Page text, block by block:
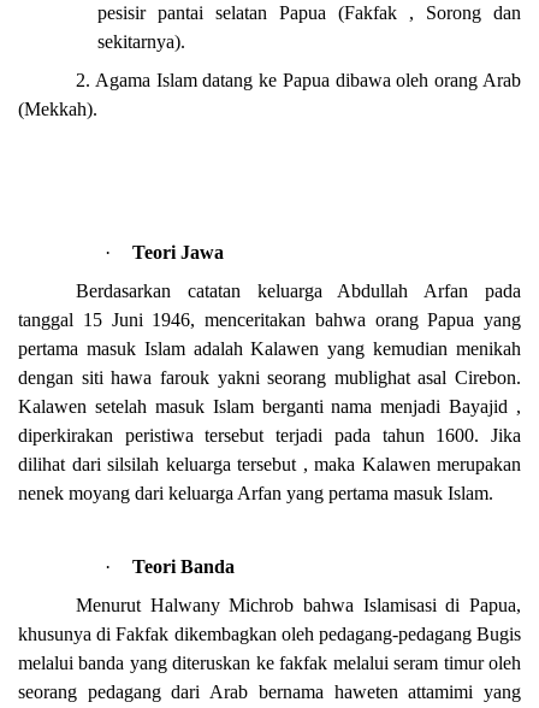
pesisir pantai selatan Papua (Fakfak , Sorong dan
sekitarnya).
2. Agama Islam datang ke Papua dibawa oleh orang Arab
(Mekkah).
·
Teori Jawa
Berdasarkan catatan keluarga Abdullah Arfan pada
tanggal 15 Juni 1946, menceritakan bahwa orang Papua yang
pertama masuk Islam adalah Kalawen yang kemudian menikah
dengan siti hawa farouk yakni seorang mublighat asal Cirebon.
Kalawen setelah masuk Islam berganti nama menjadi Bayajid ,
diperkirakan peristiwa tersebut terjadi pada tahun 1600. Jika
dilihat dari silsilah keluarga tersebut , maka Kalawen merupakan
nenek moyang dari keluarga Arfan yang pertama masuk Islam.
·
Teori Banda
Menurut Halwany Michrob bahwa Islamisasi di Papua,
khusunya di Fakfak dikembagkan oleh pedagang-pedagang Bugis
melalui banda yang diteruskan ke fakfak melalui seram timur oleh
seorang pedagang dari Arab bernama haweten attamimi yang